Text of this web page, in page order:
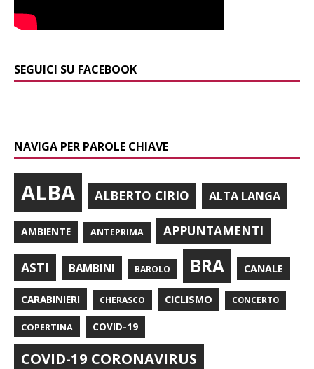
SEGUICI SU FACEBOOK
NAVIGA PER PAROLE CHIAVE
ALBA ALBERTO CIRIO ALTA LANGA
AMBIENTE ANTEPRIMA APPUNTAMENTI
ASTI BAMBINI BAROLO BRA CANALE
CARABINIERI CHERASCO CICLISMO CONCERTO
COPERTINA COVID-19
COVID-19 CORONAVIRUS